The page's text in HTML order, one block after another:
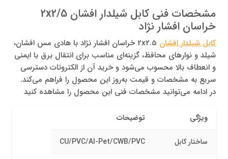
مشخصات فنی کابل شیلدار افشان 2x2/5
خراسان افشار نژاد
کابل شیلدار افشان
2x2.5 خراسان افشار نژاد با هادی مس افشان،
شیلد و نوارهای محافظ، گزینه‌ای مناسب برای انتقال برق با ایمنی
و انعطاف بالا محسوب می‌شود و خرید آن از الکتروتات دسترسی
سریع به مشخصات و قیمت به‌روز این محصول را فراهم می‌کند.
در ادامه می‌توانید مشخصات فنی این محصول را مشاهده کنید
ویژگی توضیحات
ساختار کابل CU/PVC/Al-Pet/CWB/PVC